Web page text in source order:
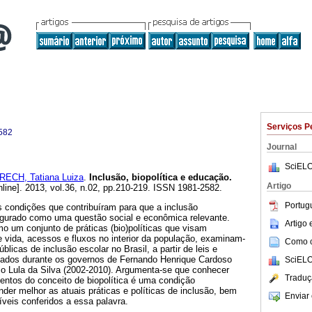
Serviços
Journal
Artigo
Artigo
Como
Enviar
RECH, Tatiana Luiza. Inclusão, biopolítica e educação.
2013, vol.36, n.02, pp.210-219. ISSN 1981-2582.
condições que contribuíram para que a inclusão
como uma questão social e econômica relevante.
um conjunto de práticas (bio)políticas que visam
vida, acessos e fluxos no interior da população, examinam-
de inclusão escolar no Brasil, a partir de leis e
durante os governos de Fernando Henrique Cardoso
Lula da Silva (2002-2010). Argumenta-se que conhecer
do conceito de biopolítica é uma condição
melhor as atuais práticas e políticas de inclusão, bem
conferidos a essa palavra.